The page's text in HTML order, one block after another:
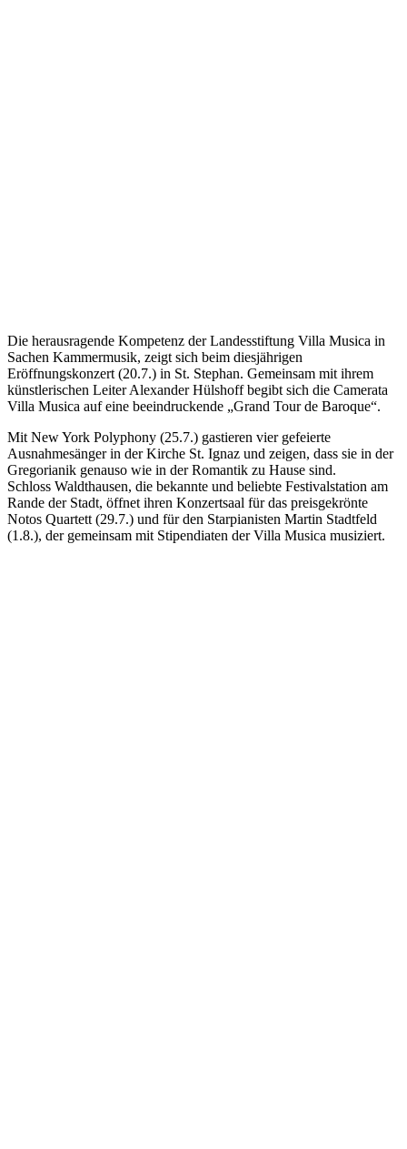
Die herausragende Kompetenz der Landesstiftung Villa Musica in
Sachen Kammermusik, zeigt sich beim diesjährigen
Eröffnungskonzert (20.7.) in St. Stephan. Gemeinsam mit ihrem
künstlerischen Leiter Alexander Hülshoff begibt sich die Camerata
Villa Musica auf eine beeindruckende „Grand Tour de Baroque“.
Mit New York Polyphony (25.7.) gastieren vier gefeierte
Ausnahmesänger in der Kirche St. Ignaz und zeigen, dass sie in der
Gregorianik genauso wie in der Romantik zu Hause sind.
Schloss Waldthausen, die bekannte und beliebte Festivalstation am
Rande der Stadt, öffnet ihren Konzertsaal für das preisgekrönte
Notos Quartett (29.7.) und für den Starpianisten Martin Stadtfeld
(1.8.), der gemeinsam mit Stipendiaten der Villa Musica musiziert.